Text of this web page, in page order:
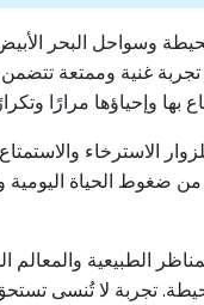
وسواحل البحر
الساحرة. تجربة غنية
وإحياؤها مرارًا
الاسترخاء
ضغوط الحياة
الطبيعية والمعالم
تجربة لا تُنسى تستحق